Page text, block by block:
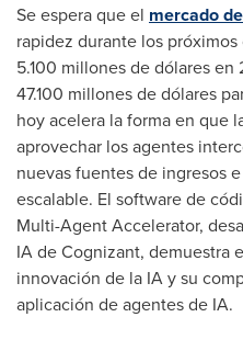
Se espera que el mercado
rapidez durante los
5.100 millones de dólares
47.100 millones de dólares
hoy acelera la forma en que
aprovechar los agentes
nuevas fuentes de ingresos
escalable. El software de
Multi-Agent Accelerator,
IA de Cognizant, demuestra
innovación de la IA y su
aplicación de agentes de IA.